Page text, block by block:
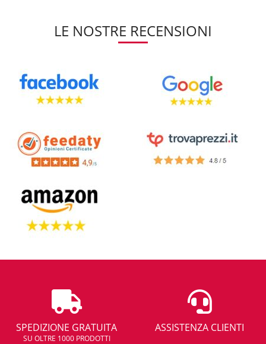
LE NOSTRE RECENSIONI
SPEDIZIONE GRATUITA
SU OLTRE 1000 PRODOTTI
ASSISTENZA CLIENTI